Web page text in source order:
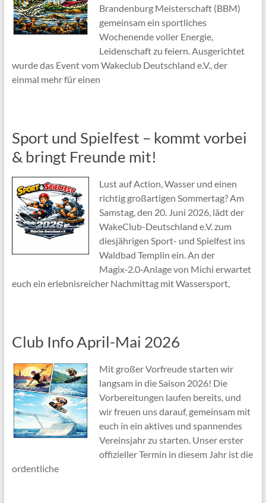
Brandenburg Meisterschaft (BBM)
gemeinsam ein sportliches
Wochenende voller Energie,
Leidenschaft zu feiern. Ausgerichtet
wurde das Event vom Wakeclub Deutschland e.V., der
einmal mehr für einen
Sport und Spielfest – kommt vorbei
& bringt Freunde mit!
Lust auf Action, Wasser und einen
richtig großartigen Sommertag? Am
Samstag, den 20. Juni 2026, lädt der
WakeClub-Deutschland e.V. zum
diesjährigen Sport- und Spielfest ins
Waldbad Templin ein. An der
Magix‑2.0‑Anlage von Michi erwartet
euch ein erlebnisreicher Nachmittag mit Wassersport,
Club Info April-Mai 2026
Mit großer Vorfreude starten wir
langsam in die Saison 2026! Die
Vorbereitungen laufen bereits, und
wir freuen uns darauf, gemeinsam mit
euch in ein aktives und spannendes
Vereinsjahr zu starten. Unser erster
offizieller Termin in diesem Jahr ist die
ordentliche